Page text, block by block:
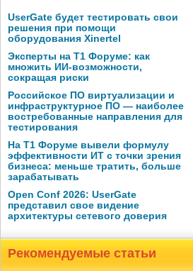
UserGate будет тестировать свои
решения при помощи
оборудования Xinertel
Эксперты на Т1 Форуме: как
множить ИИ-возможности,
сокращая риски
Российское ПО виртуализации и
инфраструктурное ПО — наиболее
востребованные направления для
тестирования
На Т1 Форуме вывели формулу
эффективности ИТ с точки зрения
бизнеса: меньше тратить, больше
зарабатывать
Open Conf 2026: UserGate
представил свое видение
архитектуры сетевого доверия
Рекомендуемые статьи